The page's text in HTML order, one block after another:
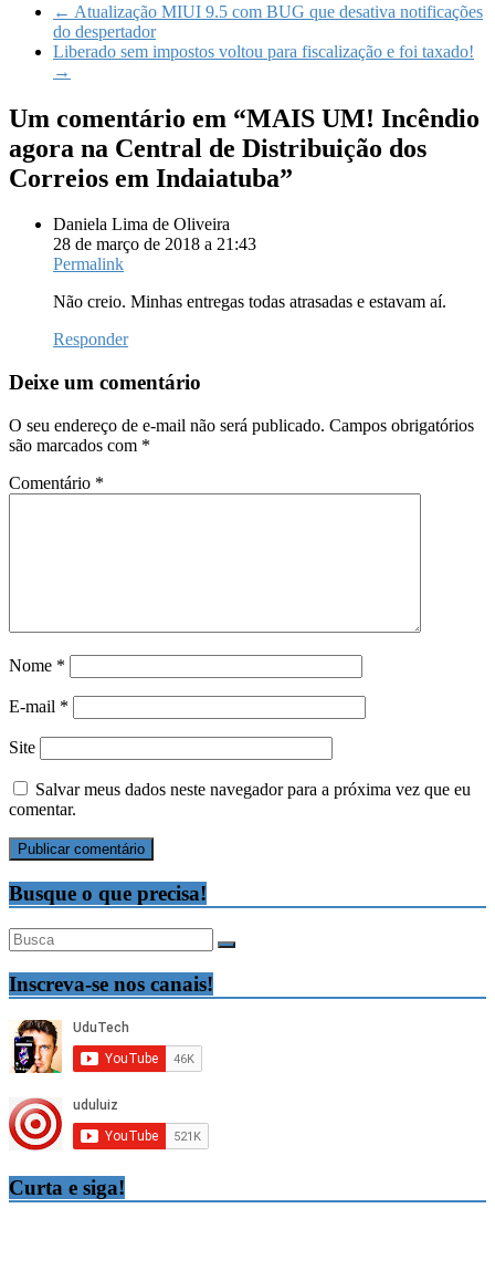
← Atualização MIUI 9.5 com BUG que desativa notificações
do despertador
Liberado sem impostos voltou para fiscalização e foi taxado!
→
Um comentário em “MAIS UM! Incêndio
agora na Central de Distribuição dos
Correios em Indaiatuba”
Daniela Lima de Oliveira
28 de março de 2018 a 21:43
Permalink
Não creio. Minhas entregas todas atrasadas e estavam aí.
Responder
Deixe um comentário
O seu endereço de e-mail não será publicado. Campos obrigatórios
são marcados com *
Comentário *
Nome *
E-mail *
Site
Salvar meus dados neste navegador para a próxima vez que eu
comentar.
Busque o que precisa!
Inscreva-se nos canais!
Curta e siga!